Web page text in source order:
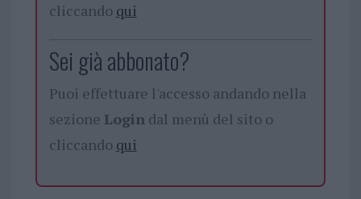
cliccando qui
Sei già abbonato?
Puoi effettuare l'accesso andando nella
sezione Logindal menù del sito o
cliccando qui